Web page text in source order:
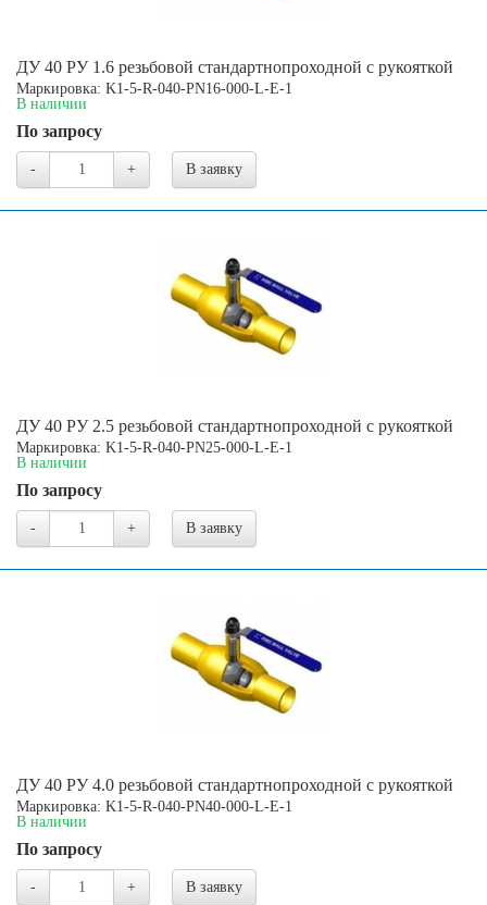
ДУ 40 РУ 1.6 резьбовой стандартнопроходной с рукояткой
Маркировка: K1-5-R-040-PN16-000-L-E-1
В наличии
По запросу
- + В заявку
ДУ 40 РУ 2.5 резьбовой стандартнопроходной с рукояткой
Маркировка: K1-5-R-040-PN25-000-L-E-1
В наличии
По запросу
- + В заявку
ДУ 40 РУ 4.0 резьбовой стандартнопроходной с рукояткой
Маркировка: K1-5-R-040-PN40-000-L-E-1
В наличии
По запросу
- + В заявку